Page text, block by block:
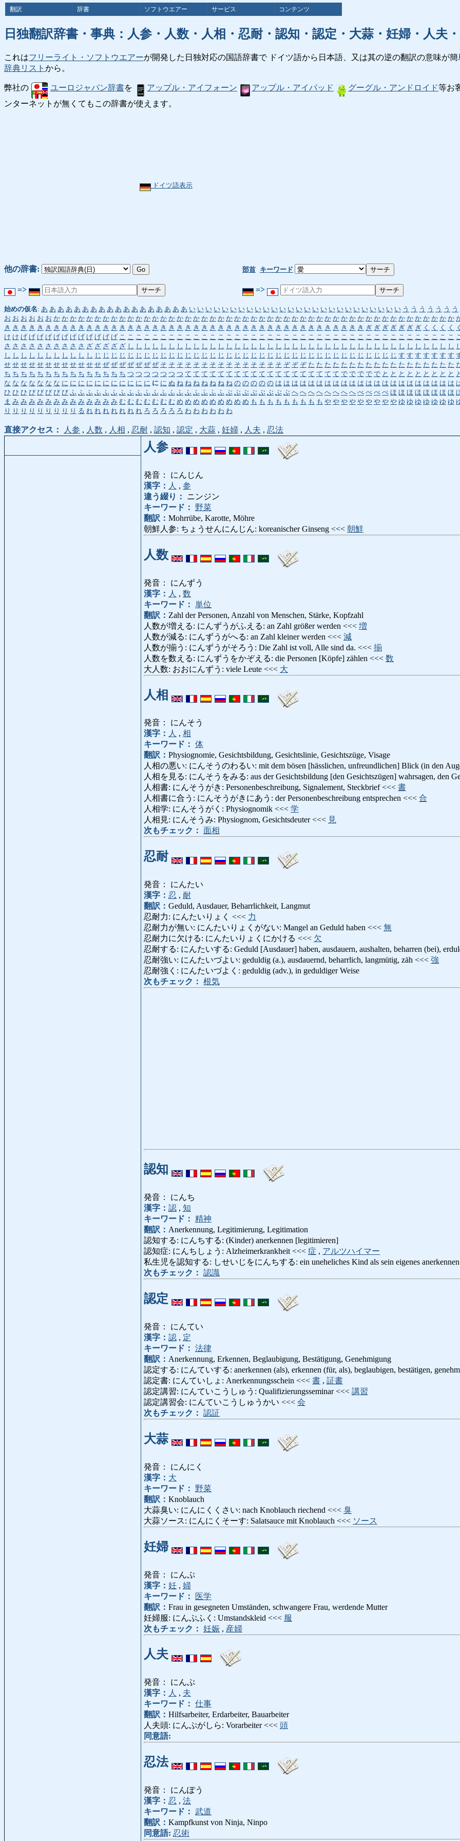
翻訳 辞書 ソフトウエアー サービス コンテンツ
日独翻訳辞書・事典：人参・人数・人相・忍耐・認知・認定・大蒜・妊婦・人夫
これはフリーライト・ソフトウエアーが開発した日独対応の国語辞書で ドイツ語から日本語、又は其の逆の翻訳の意味が
辞典リスト から。
弊社の ユーロジャパン辞書を アップル・アイフォーン アップル・アイパッド グーグル・アンドロイド等お
ンターネットが無くてもこの辞書が使えます。
ドイツ語表示
他の辞書: 部首 キーワード
=> =>
始めの仮名: あ あ あ あ あ あ あ あ あ あ あ あ あ あ あ あ あ あ い い い い い い い い い い い い い い い い い い い い い い い い い い う う う う う う う
お お お お お お か か か か か か か か か か か か か か か か か か か か か か か か か か か か か か か か か か か か か か か か か か か か か か か か か
き き き き き き き き き き き き き き き き き き き き き き き き き き き き き き き き き き き き き き き き き き き き ぎ ぎ ぎ ぎ ぎ ぎ ぎ く く く く く
け け げ げ げ げ げ げ げ げ げ げ げ げ こ こ こ こ こ こ こ こ こ こ こ こ こ こ こ こ こ こ こ こ こ こ こ こ こ こ こ こ こ こ こ こ こ こ こ こ こ こ こ こ こ
さ さ さ さ さ さ さ さ さ さ ざ ざ ざ ざ ざ し し し し し し し し し し し し し し し し し し し し し し し し し し し し し し し し し し し し し し し し
し し し し し し し し し し し じ じ じ じ じ じ じ じ じ じ じ じ じ じ じ じ じ じ じ じ じ じ じ じ じ じ じ じ じ じ じ じ じ じ じ じ じ す す す す す す す
せ せ せ せ せ せ せ せ せ せ せ せ ぜ ぜ ぜ ぜ ぜ ぜ ぜ そ そ そ そ そ そ そ そ そ そ そ そ そ そ そ ぞ ぞ ぞ た た た た た た た た た た た た た た た た た た
ち ち ち ち ち ち ち ち ち ち ち ち ち ち ち つ つ つ つ つ つ つ て て て て て て て て て て て て て て て て て て て で で で で で と と と と と と と と と
な な な な な な な に に に に に に に に に に に に に ぬ ね ね ね ね ね ね ね の の の の の は は は は は は は は は は は は は は は は は は は は は は
ひ ひ ひ び び び び び ふ ふ ふ ふ ふ ふ ふ ふ ふ ふ ふ ふ ふ ふ ふ ふ ふ ふ ふ ぶ ぶ ぶ ぶ ぶ ぶ ぶ ぶ へ へ へ へ へ へ へ へ べ べ べ ぺ ほ ほ ほ ほ ほ ほ ほ ほ
ま み み み み み み み み み み み み み む む む む む む む め め め め め め め め め も も も も も も も も も や や や や や や や や や ゆ ゆ ゆ ゆ ゆ ゆ ゆ
り り り り り り り り り る れ れ れ れ れ れ れ ろ ろ ろ ろ ろ わ わ わ わ わ わ
直接アクセス： 人参 , 人数 , 人相 , 忍耐 , 認知 , 認定 , 大蒜 , 妊婦 , 人夫 , 忍法
人参
発音： にんじん
漢字： 人 , 参
違う綴り：
ニンジン
キーワード：
野菜
翻訳： Mohrrübe, Karotte, Möhre
朝鮮人参: ちょうせんにんじん: koreanischer Ginseng <<< 朝鮮
人数
発音： にんずう
漢字： 人 , 数
キーワード： 単位
翻訳： Zahl der Personen, Anzahl von Menschen, Stärke, Kopfzahl
人数が増える: にんずうがふえる: an Zahl größer werden <<< 増
人数が減る: にんずうがへる: an Zahl kleiner werden <<< 減
人数が揃う: にんずうがそろう: Die Zahl ist voll, Alle sind da. <<< 揃
人数を数える: にんずうをかぞえる: die Personen [Köpfe] zählen <<< 数
大人数: おおにんずう: viele Leute <<< 大
人相
発音： にんそう
漢字： 人 , 相
キーワード： 体
翻訳： Physiognomie, Gesichtsbildung, Gesichtslinie, Gesichtszüge, Visage
人相の悪い: にんそうのわるい: mit dem bösen [hässlichen, unfreundlichen] Blick (in den
人相を見る: にんそうをみる: aus der Gesichtsbildung [den Gesichtszügen] wahrsagen, den
人相書: にんそうがき: Personenbeschreibung, Signalement, Steckbrief <<< 書
人相書に合う: にんそうがきにあう: der Personenbeschreibung entsprechen <<< 合
人相学: にんそうがく: Physiognomik <<< 学
人相見: にんそうみ: Physiognom, Gesichtsdeuter <<< 見
次もチェック： 面相
忍耐
発音： にんたい
漢字： 忍 , 耐
翻訳： Geduld, Ausdauer, Beharrlichkeit, Langmut
忍耐力: にんたいりょく <<< 力
忍耐力が無い: にんたいりょくがない: Mangel an Geduld haben <<< 無
忍耐力に欠ける: にんたいりょくにかける <<< 欠
忍耐する: にんたいする: Geduld [Ausdauer] haben, ausdauern, aushalten, beharren (bei),
忍耐強い: にんたいづよい: geduldig (a.), ausdauernd, beharrlich, langmütig, zäh <<< 強
忍耐強く: にんたいづよく: geduldig (adv.), in geduldiger Weise
次もチェック： 根気
認知
発音： にんち
漢字： 認 , 知
キーワード： 精神
翻訳： Anerkennung, Legitimierung, Legitimation
認知する: にんちする: (Kinder) anerkennen [legitimieren]
認知症: にんちしょう: Alzheimerkrankheit <<< 症 , アルツハイマー
私生児を認知する: しせいじをにんちする: ein uneheliches Kind als sein eigenes
次もチェック： 認識
認定
発音： にんてい
漢字： 認 , 定
キーワード： 法律
翻訳： Anerkennung, Erkennen, Beglaubigung, Bestätigung, Genehmigung
認定する: にんていする: anerkennen (als), erkennen (für, als), beglaubigen, bestätigen,
認定書: にんていしょ: Anerkennungsschein <<< 書 , 証書
認定講習: にんていこうしゅう: Qualifizierungsseminar <<< 講習
認定講習会: にんていこうしゅうかい <<< 会
次もチェック： 認証
大蒜
発音： にんにく
漢字： 大
キーワード：
野菜
翻訳： Knoblauch
大蒜臭い: にんにくくさい: nach Knoblauch riechend <<< 臭
大蒜ソース: にんにくそーす: Salatsauce mit Knoblauch <<< ソース
妊婦
発音： にんぷ
漢字： 妊 , 婦
キーワード：
医学
翻訳： Frau in gesegneten Umständen, schwangere Frau, werdende Mutter
妊婦服: にんぷふく: Umstandskleid <<< 服
次もチェック： 妊娠 , 産婦
人夫
発音： にんぷ
漢字： 人 , 夫
キーワード： 仕事
翻訳： Hilfsarbeiter, Erdarbeiter, Bauarbeiter
人夫頭: にんぷがしら: Vorarbeiter <<< 頭
同意語:
忍法
発音： にんぽう
漢字： 忍 , 法
キーワード： 武道
翻訳： Kampfkunst von Ninja, Ninpo
同意語: 忍術